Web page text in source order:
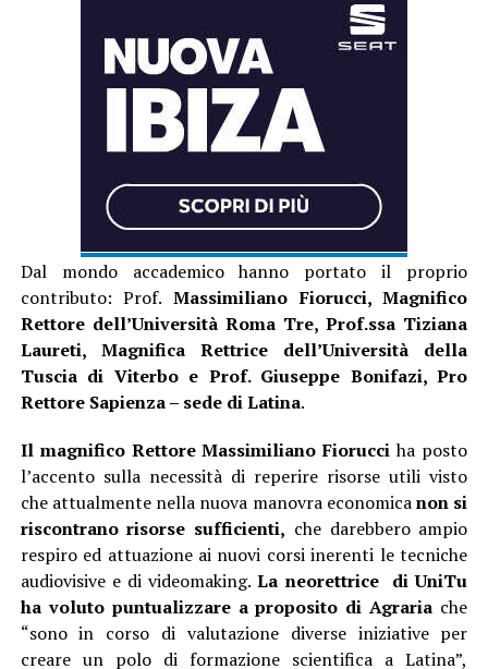
Dal mondo accademico hanno portato il proprio
contributo: Prof. Massimiliano Fiorucci, Magnifico
Rettore dell’Università Roma Tre, Prof.ssa Tiziana
Laureti, Magnifica Rettrice dell’Università della
Tuscia di Viterbo e Prof. Giuseppe Bonifazi, Pro
Rettore Sapienza – sede di Latina.
Il magnifico Rettore Massimiliano Fiorucci ha posto
l’accento sulla necessità di reperire risorse utili visto
che attualmente nella nuova manovra economicanon si
riscontrano risorse sufficienti, che darebbero ampio
respiro ed attuazione ai nuovi corsi inerenti le tecniche
audiovisive e di videomaking.La neorettrice di UniTu
ha voluto puntualizzare a proposito di Agraria che
“sono in corso di valutazione diverse iniziative per
creare un polo di formazione scientifica a Latina”,